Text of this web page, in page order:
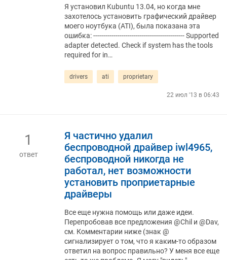
Я установил Kubuntu 13.04, но когда мне
захотелось установить графический драйвер
моего ноутбука (ATI), была показана эта
ошибка: --------------------------------------------- Supported
adapter detected. Check if system has the tools
required for in…
drivers ati proprietary
22 июл '13 в 06:43
1
ответ
Я частично удалил
беспроводной драйвер iwl4965,
беспроводной никогда не
работал, нет возможности
установить проприетарные
драйверы
Все еще нужна помощь или даже идеи.
Перепробовав все предложения @Chil и @Dav,
см. Комментарии ниже (знак @
сигнализирует о том, что я каким-то образом
ответил на вопрос правильно? У меня все еще